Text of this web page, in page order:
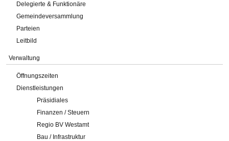
Delegierte & Funktionäre
Gemeindeversammlung
Parteien
Leitbild
Verwaltung
Öffnungszeiten
Dienstleistungen
Präsidiales
Finanzen / Steuern
Regio BV Westamt
Bau / Infrastruktur